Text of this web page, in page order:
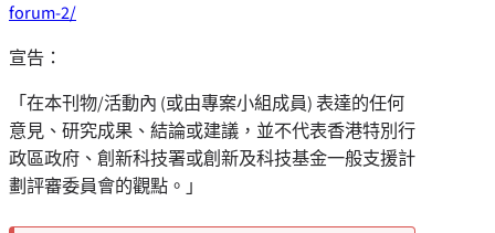
forum-2/
宣告：
「在本刊物/活動內 (或由專案小組成員) 表達的任何
意見、研究成果、結論或建議，並不代表香港特別行
政區政府、創新科技署或創新及科技基金一般支援計
劃評審委員會的觀點。」